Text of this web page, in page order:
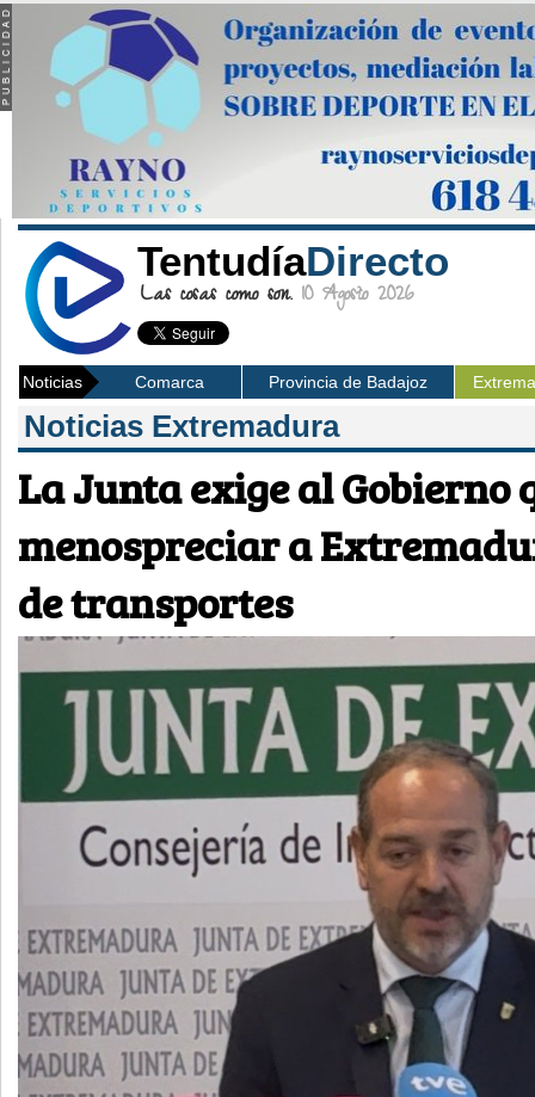
TentudíaDirecto
Las cosas como son. 10 Agosto 2026
Noticias Comarca Provincia de Badajoz
Noticias Extremadura
La Junta exige al Gobierno
menospreciar a
de transportes